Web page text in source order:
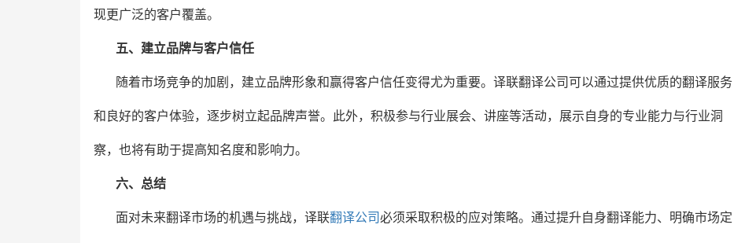
现更广泛的客户覆盖。
五、建立品牌与客户信任
随着市场竞争的加剧，建立品牌形象和赢得客户信任变得尤为重要。译联翻译公司可以通过提供优质的翻译服务
和良好的客户体验，逐步树立起品牌声誉。此外，积极参与行业展会、讲座等活动，展示自身的专业能力与行业洞
察，也将有助于提高知名度和影响力。
六、总结
面对未来翻译市场的机遇与挑战，译联翻译公司必须采取积极的应对策略。通过提升自身翻译能力、明确市场定